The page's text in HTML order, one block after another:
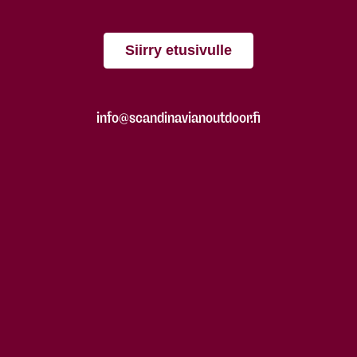
Siirry etusivulle
info@scandinavianoutdoor.fi